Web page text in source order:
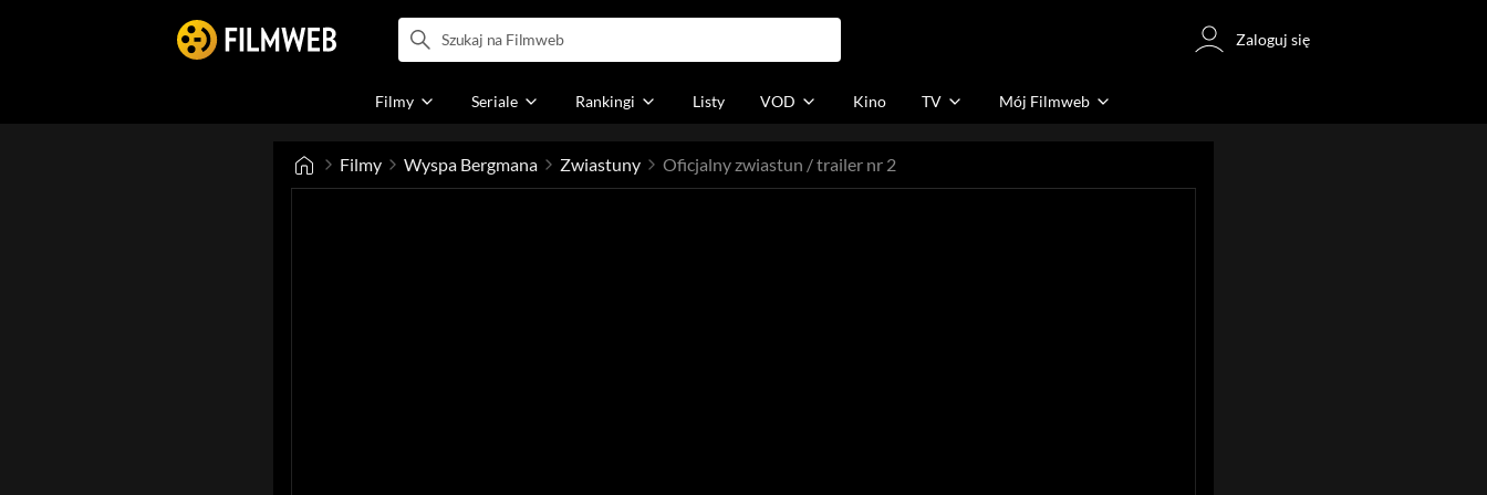
Zaloguj się
Filmy Seriale Rankingi Listy Mój Filmweb
VOD Kino TV
Filmy Wyspa Bergmana Zwiastuny Oficjalny zwiastun / trailer nr 2